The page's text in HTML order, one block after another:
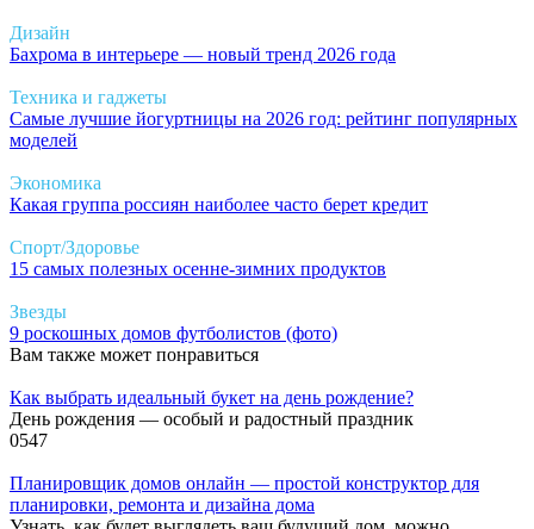
Дизайн
Бахрома в интерьере — новый тренд 2026 года
Техника и гаджеты
Самые лучшие йогуртницы на 2026 год: рейтинг популярных
моделей
Экономика
Какая группа россиян наиболее часто берет кредит
Спорт/Здоровье
15 самых полезных осенне-зимних продуктов
Звезды
9 роскошных домов футболистов (фото)
Вам также может понравиться
Как выбрать идеальный букет на день рождение?
День рождения — особый и радостный праздник
0547
Планировщик домов онлайн — простой конструктор для
планировки, ремонта и дизайна дома